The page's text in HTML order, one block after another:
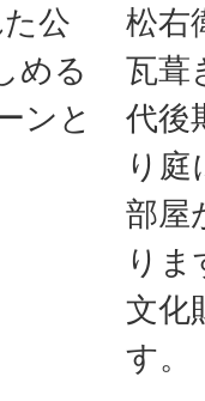
公
める
ンと
松右
瓦葺
代後
り
部屋
り
文化
す。